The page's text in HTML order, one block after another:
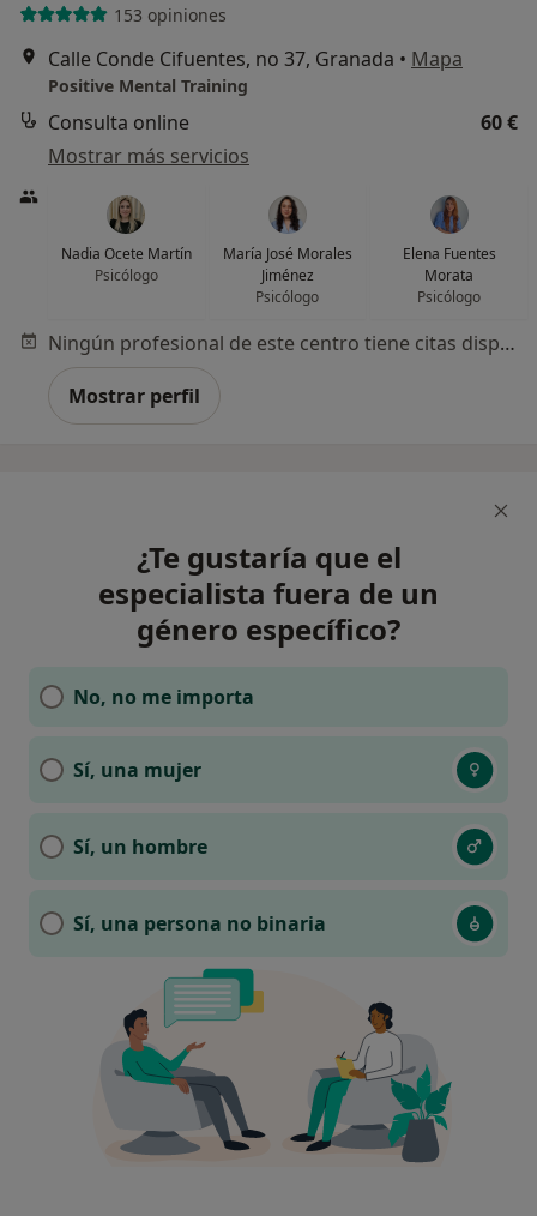
153 opiniones
Calle Conde Cifuentes, no 37, Granada • Mapa
Positive Mental Training
Consulta online
60 €
Mostrar más servicios
Nadia Ocete Martín
Psicólogo
María José Morales
Jiménez
Psicólogo
Elena Fuentes
Morata
Psicólogo
Ningún profesional de este centro tiene citas disponibles
Mostrar perfil
¿Te gustaría que el
especialista fuera de un
género específico?
No, no me importa
Sí, una mujer
Sí, un hombre
Sí, una persona no binaria